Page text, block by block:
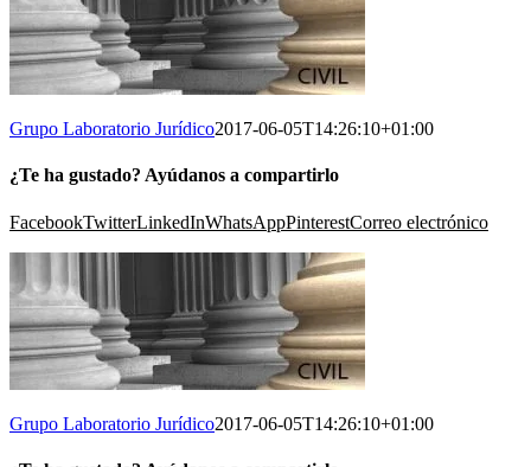
Grupo Laboratorio Jurídico2017-06-05T14:26:10+01:00
¿Te ha gustado? Ayúdanos a compartirlo
FacebookTwitterLinkedInWhatsAppPinterestCorreo electrónico
Grupo Laboratorio Jurídico2017-06-05T14:26:10+01:00